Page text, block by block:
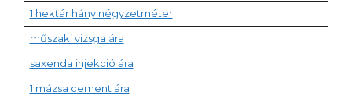
1 hektár hány négyzetméter
műszaki vizsga ára
saxenda injekció ára
1 mázsa cement ára